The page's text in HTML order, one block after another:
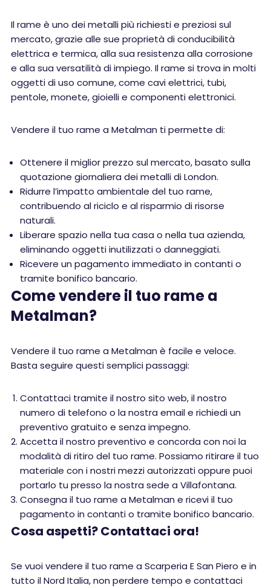
Il rame è uno dei metalli più richiesti e preziosi sul
mercato, grazie alle sue proprietà di conducibilità
elettrica e termica, alla sua resistenza alla corrosione
e alla sua versatilità di impiego. Il rame si trova in molti
oggetti di uso comune, come cavi elettrici, tubi,
pentole, monete, gioielli e componenti elettronici.
Vendere il tuo rame a Metalman ti permette di:
Ottenere il miglior prezzo sul mercato, basato sulla
quotazione giornaliera dei metalli di London.
Ridurre l’impatto ambientale del tuo rame,
contribuendo al riciclo e al risparmio di risorse
naturali.
Liberare spazio nella tua casa o nella tua azienda,
eliminando oggetti inutilizzati o danneggiati.
Ricevere un pagamento immediato in contanti o
tramite bonifico bancario.
Come vendere il tuo rame a
Metalman?
Vendere il tuo rame a Metalman è facile e veloce.
Basta seguire questi semplici passaggi:
Contattaci tramite il nostro sito web, il nostro
numero di telefono o la nostra email e richiedi un
preventivo gratuito e senza impegno.
Accetta il nostro preventivo e concorda con noi la
modalità di ritiro del tuo rame. Possiamo ritirare il tuo
materiale con i nostri mezzi autorizzati oppure puoi
portarlo tu presso la nostra sede a Villafontana.
Consegna il tuo rame a Metalman e ricevi il tuo
pagamento in contanti o tramite bonifico bancario.
Cosa aspetti? Contattaci ora!
Se vuoi vendere il tuo rame a Scarperia E San Piero e in
tutto il Nord Italia, non perdere tempo e contattaci